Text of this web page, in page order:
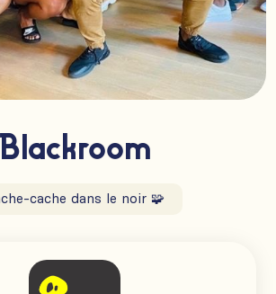
Blackroom
cache dans le noir 🧩